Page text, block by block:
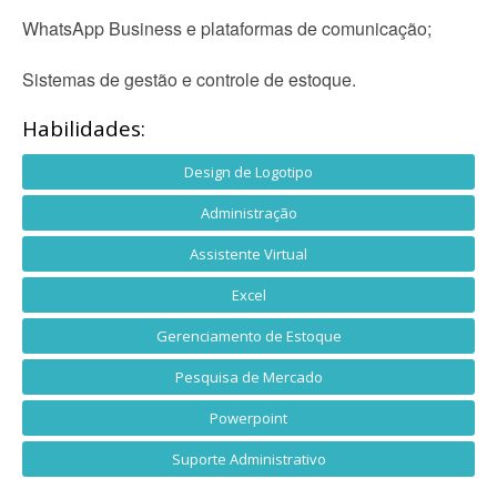
WhatsApp Business e plataformas de comunicação;
Sistemas de gestão e controle de estoque.
Habilidades:
Design de Logotipo
Administração
Assistente Virtual
Excel
Gerenciamento de Estoque
Pesquisa de Mercado
Powerpoint
Suporte Administrativo